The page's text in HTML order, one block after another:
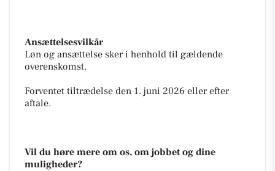
Ansættelsesvilkår
Løn og ansættelse sker i henhold til gældende
overenskomst.
Forventet tiltrædelse den 1. juni 2026 eller efter
aftale.
Vil du høre mere om os, om jobbet og dine
muligheder?